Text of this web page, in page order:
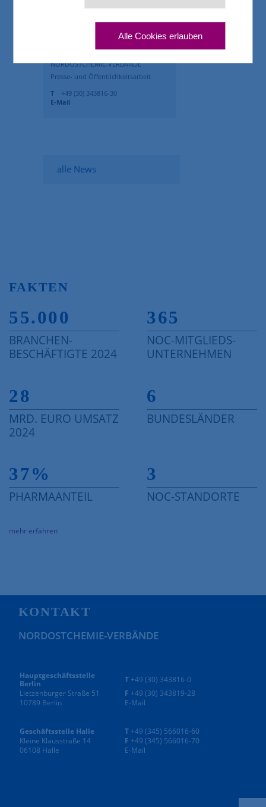
IHR ANSPRECHPARTNER
FABIAN HOPPE
NORDOSTCHEMIE-VERBÄNDE
Presse- und Öffentlichkeitsarbeit
T
+49 (30) 343816-30
E-Mail
alle News
FAKTEN
55.000
BRANCHEN-
BESCHÄFTIGTE 2024
365
NOC-MITGLIEDS-
UNTERNEHMEN
28
MRD. EURO UMSATZ
2024
6
BUNDESLÄNDER
37%
PHARMAANTEIL
3
NOC-STANDORTE
mehr erfahren
KONTAKT
NORDOSTCHEMIE-VERBÄNDE
Hauptgeschäftsstelle
Berlin
T +49 (30) 343816-0
Lietzenburger Straße 51
F +49 (30) 343819-28
10789 Berlin
E-Mail
Geschäftsstelle Halle T+49 (345) 566016-60
Kleine Klausstraße 14
F +49 (345) 566016-70
06108 Halle
E-Mail
Alle Cookies erlauben